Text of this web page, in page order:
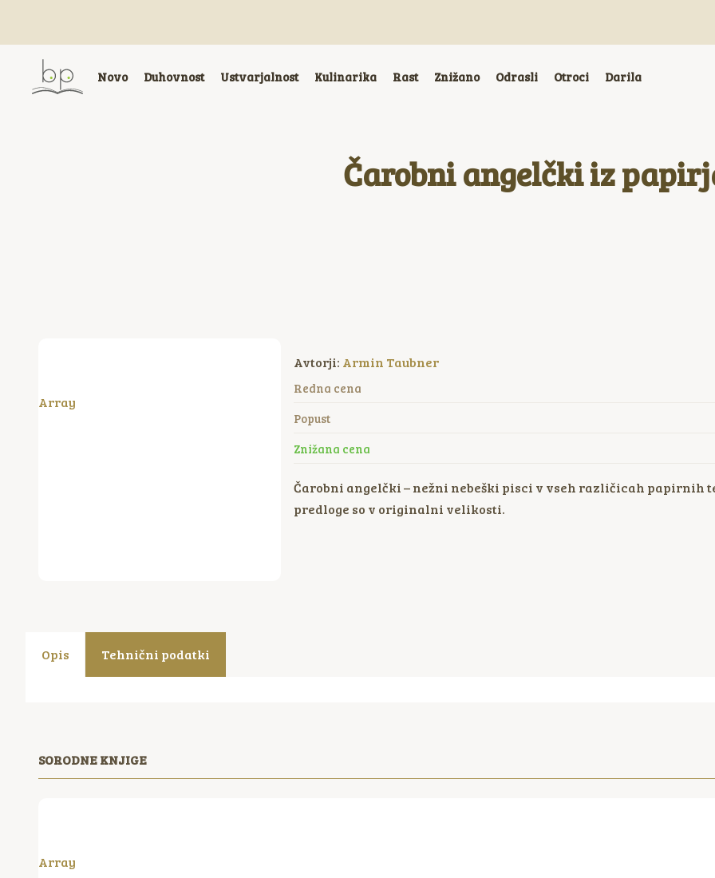
Novo Duhovnost Ustvarjalnost Kulinarika Rast Znižano Odrasli Otroci Darila
Čarobni angelčki iz
Array
Avtorji: Armin Taubner
Redna cena
Popust
Znižana cena
Čarobni angelčki – nežni nebeški pisci v vseh različicah papirnih
predloge so v originalni velikosti.
Opis Tehnični podatki
SORODNE KNJIGE
Array